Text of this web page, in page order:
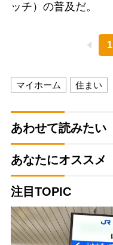
ッチ）の普及だ。
1
マイホーム 住まい
あわせて読みたい
あなたにオススメ
注目TOPIC